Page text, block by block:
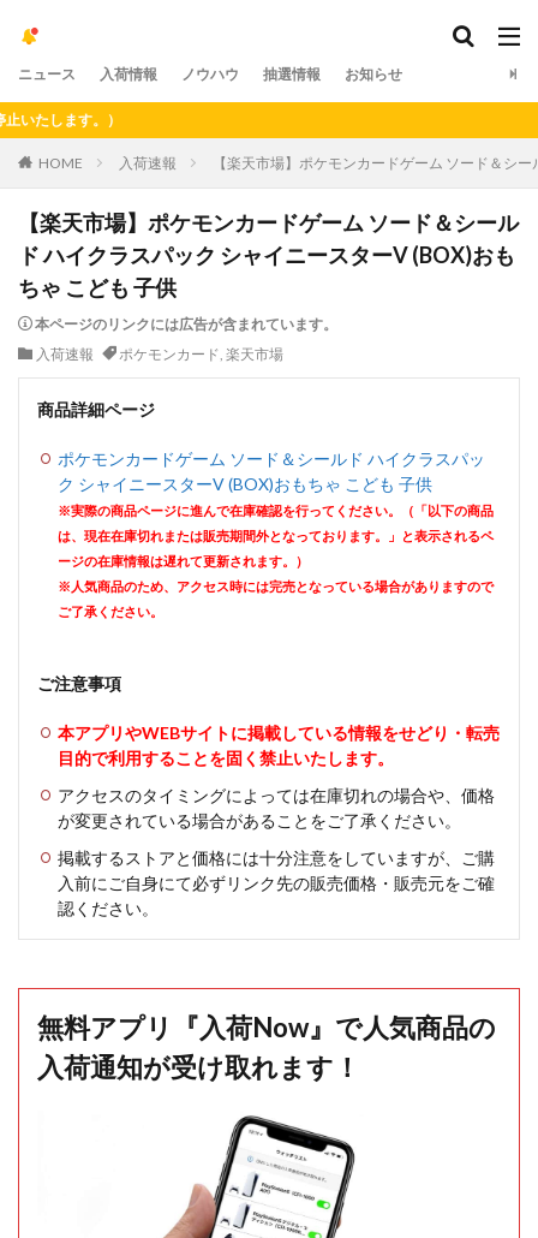
ニュース 入荷情報 ノウハウ 抽選情報 お知らせ
ます。）
HOME 入荷速報 【楽天市場】ポケモンカードゲーム ソード＆シ
【楽天市場】ポケモンカードゲーム ソード＆シール
ド ハイクラスパック シャイニースターV (BOX)おも
ちゃ こども 子供
本ページのリンクには広告が含まれています。
入荷速報
ポケモンカード, 楽天市場
商品詳細ページ
ポケモンカードゲーム ソード＆シールド ハイクラスパッ
ク シャイニースターV (BOX)おもちゃ こども 子供
※実際の商品ページに進んで在庫確認を行ってください。（「以下の商品
は、現在在庫切れまたは販売期間外となっております。」と表示されるペ
ージの在庫情報は遅れて更新されます。）
※人気商品のため、アクセス時には完売となっている場合がありますので
ご了承ください。
ご注意事項
本アプリやWEBサイトに掲載している情報をせどり・転売
目的で利用することを固く禁止いたします。
アクセスのタイミングによっては在庫切れの場合や、価格
が変更されている場合があることをご了承ください。
掲載するストアと価格には十分注意をしていますが、ご購
入前にご自身にて必ずリンク先の販売価格・販売元をご確
認ください。
無料アプリ『入荷Now』で人気商品の
入荷通知が受け取れます！